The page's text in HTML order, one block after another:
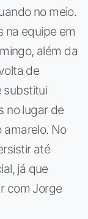
no meio.
na equipe em
além da
de
substitui
no lugar de
No
até
já que
com Jorge